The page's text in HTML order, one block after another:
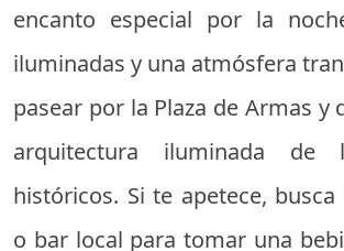
encanto especial por la
iluminadas y una atmósfera
pasear por la Plaza de Armas y
arquitectura iluminada de
históricos. Si te apetece,
o bar local para tomar una